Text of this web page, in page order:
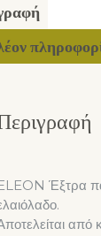
Έξτρα
από